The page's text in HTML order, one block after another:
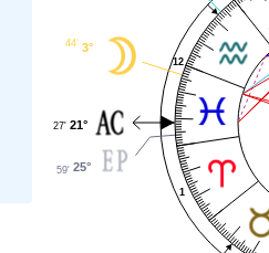
1
12
3°
44'
21°
27'
25°
59'